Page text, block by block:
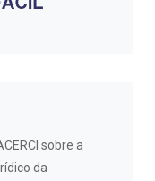
sobre a
da